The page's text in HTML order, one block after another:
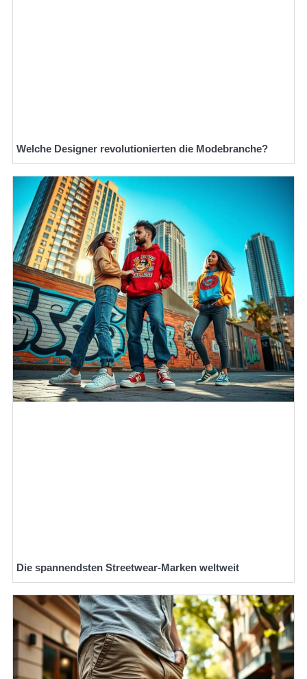
Welche Designer revolutionierten die Modebranche?
Die spannendsten Streetwear-Marken weltweit